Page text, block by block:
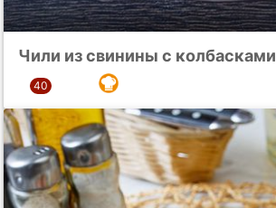
Чили из свинины с колбасками